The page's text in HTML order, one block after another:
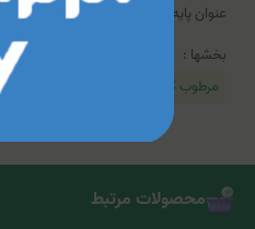
عنوان پایه آرایش)
بخشها :
مرطوب کننده
محصولات مرتبط